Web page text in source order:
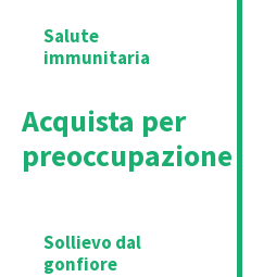
Salute
immunitaria
Acquista per
preoccupazione
Sollievo dal
gonfiore